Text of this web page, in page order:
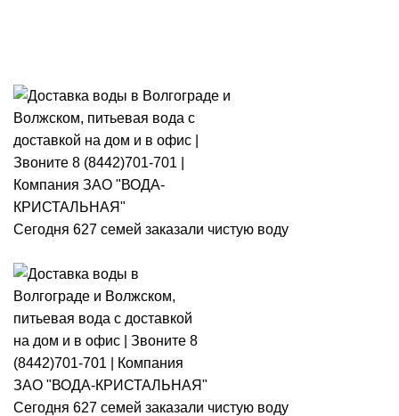
Сегодня 627 семей заказали чистую воду
Сегодня 627 семей заказали чистую воду